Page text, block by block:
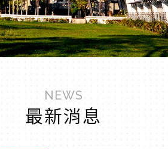
NEWS
最新消息